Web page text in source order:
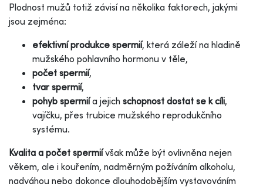
Plodnost mužů totiž závisí na několika faktorech, jakými
jsou zejména:
efektivní produkce spermií, která záleží na hladině
mužského pohlavního hormonu v těle,
počet spermií,
tvar spermií,
pohyb spermiía jejich schopnost dostat se k cíli,
vajíčku, přes trubice mužského reprodukčního
systému.
Kvalita a počet spermiívšak může být ovlivněna nejen
věkem, ale i kouřením, nadměrným požíváním alkoholu,
nadváhou nebo dokonce dlouhodobějším vystavováním